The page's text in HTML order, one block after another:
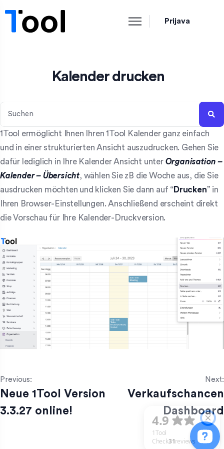
Prijava
Kalender drucken
1Tool ermöglicht Ihnen Ihren 1Tool Kalender ganz einfach
und in einer strukturierten Ansicht auszudrucken. Gehen Sie
dafür lediglich in Ihre Kalender Ansicht unter Organisation –
Kalender – Übersicht, wählen Sie zB die Woche aus, die Sie
ausdrucken möchten und klicken Sie dann auf “Drucken” in
Ihren Browser-Einstellungen. Anschließend erscheint direkt
die Vorschau für Ihre Kalender-Druckversion.
Previous:
Neue 1Tool Version
3.3.27 online!
Next:
Verkaufschancen
Dashboard